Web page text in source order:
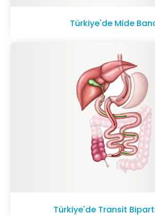
Türkiye'de Mide
Türkiye'de Transit